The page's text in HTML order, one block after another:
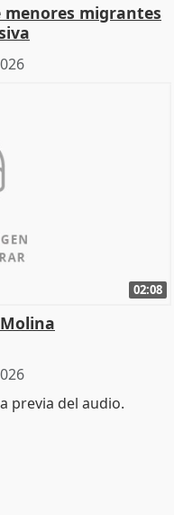
menores migrantes
02:08